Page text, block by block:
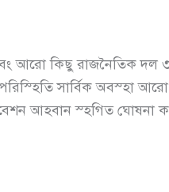
এবং আরো কিছু রাজনৈতিক দল ৩
সার্বিক অবস্হা
আহবান স্হগিত ঘোষনা